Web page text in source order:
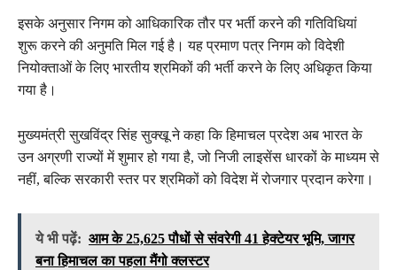
इसके अनुसार निगम को आधिकारिक तौर पर भर्ती करने की गतिविधियां
शुरू करने की अनुमति मिल गई है। यह प्रमाण पत्र निगम को विदेशी
नियोक्ताओं के लिए भारतीय श्रमिकों की भर्ती करने के लिए अधिकृत किया
गया है।
मुख्यमंत्री सुखविंद्र सिंह सुक्खू ने कहा कि हिमाचल प्रदेश अब भारत के
उन अग्रणी राज्यों में शुमार हो गया है, जो निजी लाइसेंस धारकों के माध्यम से
नहीं, बल्कि सरकारी स्तर पर श्रमिकों को विदेश में रोजगार प्रदान करेगा।
ये भी पढ़ें: आम के 25,625 पौधों से संवरेगी 41 हेक्टेयर भूमि, जागर
बना हिमाचल का पहला मैंगो क्लस्टर